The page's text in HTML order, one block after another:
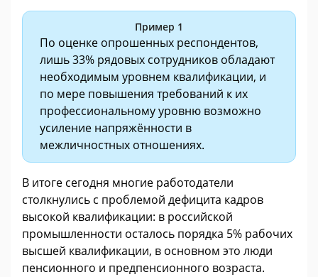
Пример 1
По оценке опрошенных респондентов,
лишь 33% рядовых сотрудников обладают
необходимым уровнем квалификации, и
по мере повышения требований к их
профессиональному уровню возможно
усиление напряжённости в
межличностных отношениях.
В итоге сегодня многие работодатели
столкнулись с проблемой дефицита кадров
высокой квалификации: в российской
промышленности осталось порядка 5% рабочих
высшей квалификации, в основном это люди
пенсионного и предпенсионного возраста.